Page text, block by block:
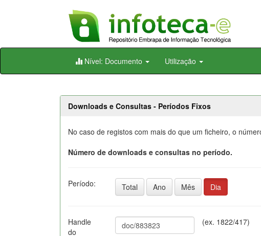
Skip
Nível: Documento Utilização
Downloads e Consultas - Períodos Fixos
No caso de registos com mais do que um ficheiro, o
Número de downloads e consultas no período.
Período: Total Ano Mês Dia
Handle
do
(ex. 1822/417)